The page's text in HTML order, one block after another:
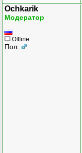
Ochkarik
Модератор
Offline
Пол: